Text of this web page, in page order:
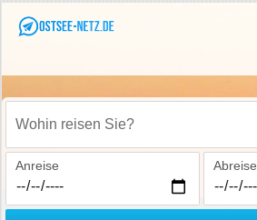
Wohin reisen Sie?
Anreise Abreise